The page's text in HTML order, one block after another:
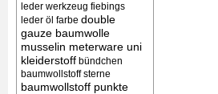
leder werkzeug fiebings
leder öl farbe double
gauze baumwolle
musselin meterware uni
kleiderstoff bündchen
baumwollstoff sterne
baumwollstoff punkte